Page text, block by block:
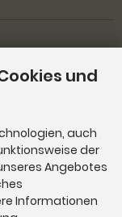
und
auch
der
Angebotes
Informationen